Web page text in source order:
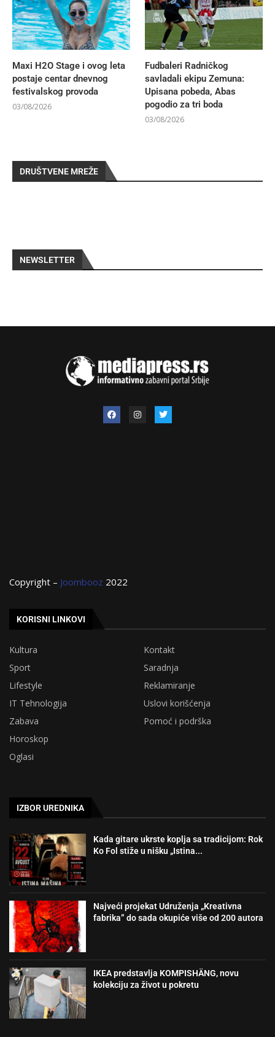
Maxi H2O Stage i ovog leta
postaje centar dnevnog
festivalskog provoda
03/08/2026
Fudbaleri Radničkog
savladali ekipu Zemuna:
Upisana pobeda, Abas
pogodio za tri boda
03/08/2026
DRUŠTVENE MREŽE
NEWSLETTER
Copyright – Joombooz 2022
KORISNI LINKOVI
Kultura
Kontakt
Sport
Saradnja
Lifestyle
Reklamiranje
IT Tehnologija
Uslovi korišćenja
Zabava
Pomoć i podrška
Horoskop
Oglasi
IZBOR UREDNIKA
Kada gitare ukrste koplja sa tradicijom: Rok
Ko Fol stiže u nišku „Istina...
Najveći projekat Udruženja „Kreativna
fabrika” do sada okupiće više od 200 autora
IKEA predstavlja KOMPISHÄNG, novu
kolekciju za život u pokretu